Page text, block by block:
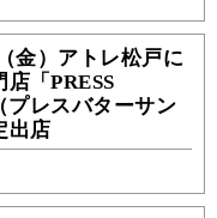
金）アトレ松戸に
「PRESS
プレスバターサン
出店